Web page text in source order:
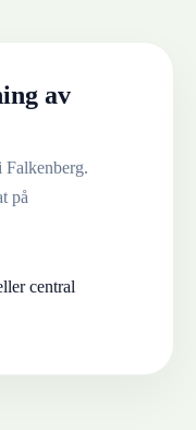
av
Falkenberg.
på
central